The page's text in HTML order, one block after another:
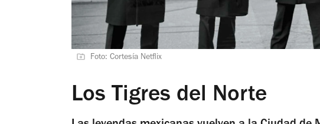
Foto: Cortesía Netflix
Los Tigres del Norte